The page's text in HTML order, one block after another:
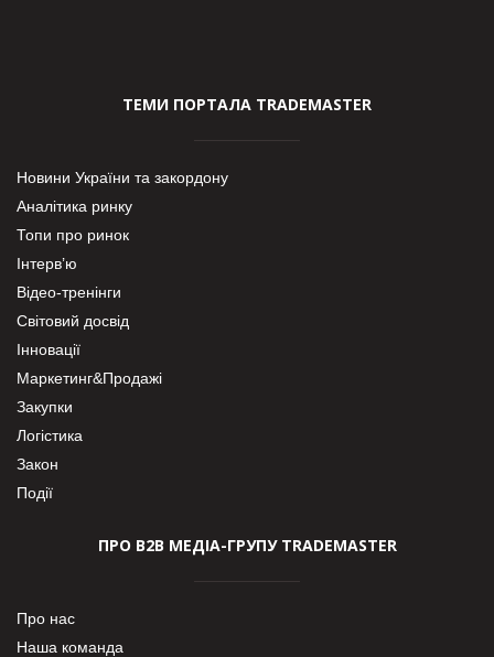
ТЕМИ ПОРТАЛА TRADEMASTER
Новини України та закордону
Аналітика ринку
Топи про ринок
Інтерв’ю
Відео-тренінги
Світовий досвід
Інновації
Маркетинг&Продажі
Закупки
Логістика
Закон
Події
ПРО В2В МЕДІА-ГРУПУ TRADEMASTER
Про нас
Наша команда